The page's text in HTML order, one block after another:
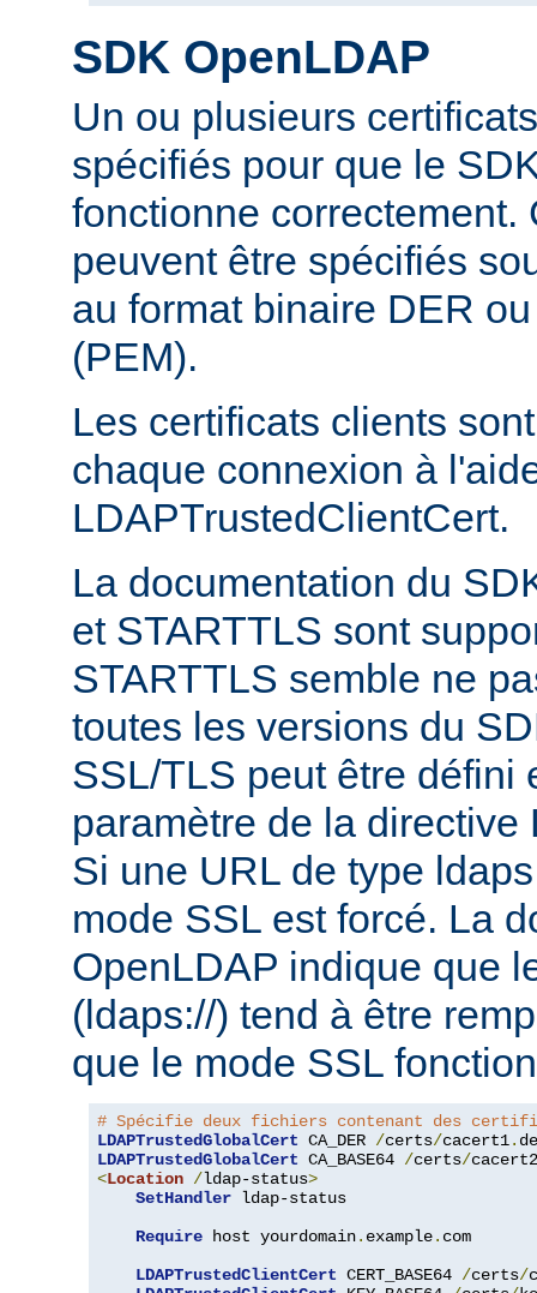
SDK OpenLDAP
Un ou plusieurs
spécifiés pour que le
fonctionne correctement.
peuvent être spécifiés
au format binaire DER
(PEM).
Les certificats clients
chaque connexion à
LDAPTrustedClientCert.
La documentation du
et STARTTLS sont
STARTTLS semble ne
toutes les versions du
SSL/TLS peut être défini
paramètre de la
Si une URL de type
mode SSL est forcé. La
OpenLDAP indique que
(ldaps://) tend à être
que le mode SSL
# Spécifie deux fichiers contenant des
LDAPTrustedGlobalCert CA_DER /certs/cacert1.
LDAPTrustedGlobalCert CA_BASE64 /certs/cacert2
<Location /ldap-status>
SetHandler ldap-status
Require host yourdomain. example. com
LDAPTrustedClientCert CERT_BASE64 /certs/